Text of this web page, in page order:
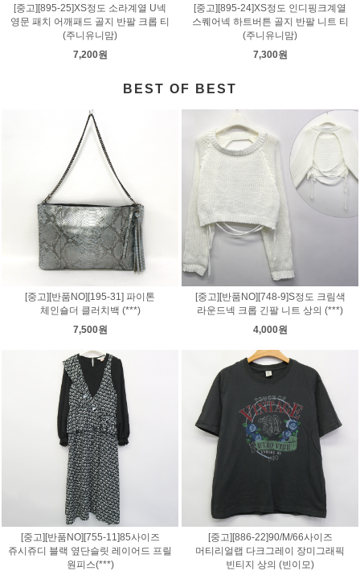
[중고][895-25]XS정도 소라계열 U넥
영문 패치 어깨패드 골지 반팔 크롭 티
(주니유니맘)
7,200원
[중고][895-24]XS정도 인디핑크계열
스퀘어넥 하트버튼 골지 반팔 니트 티
(주니유니맘)
7,300원
BEST OF BEST
[중고][반품NO][195-31] 파이톤
체인숄더 클러치백 (***)
7,500원
[중고][반품NO][748-9]S정도 크림색
라운드넥 크롭 긴팔 니트 상의 (***)
4,000원
[중고][반품NO][755-11]85사이즈
쥬시쥬디 블랙 옆단슬릿 레이어드 프릴
원피스(***)
[중고][886-22]90/M/66사이즈
머티리얼랩 다크그레이 장미그래픽
빈티지 상의 (빈이모)